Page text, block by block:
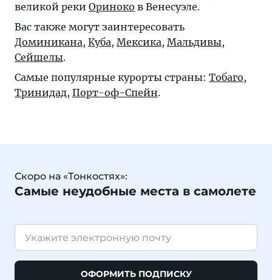
великой реки Ориноко в Венесуэле.
Вас также могут заинтересовать
Доминикана, Куба, Мексика, Мальдивы,
Сейшелы.
Самые популярные курорты страны: Тобаго,
Тринидад, Порт-оф-Спейн.
Скоро на «Тонкостях»:
Самые неудобные места в самолете
ОФОРМИТЬ ПОДПИСКУ